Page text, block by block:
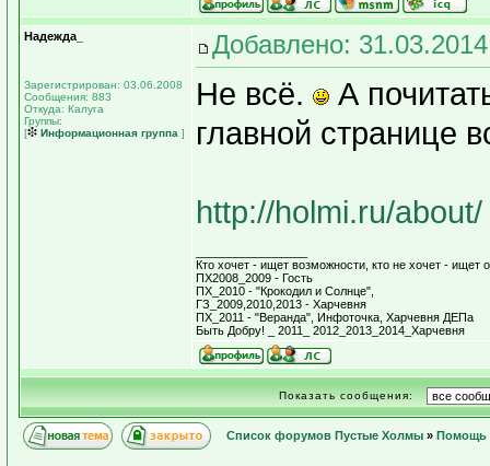
Надежда_
Зарегистрирован: 03.06.2008
Сообщения: 883
Откуда: Калуга
Группы:
[
Информационная группа ]
Добавлено:
Не всё.
А
главной странице
http://holmi.ru/about/
Кто хочет - ищет возможности, кто не хочет - ищет
ПХ2008_2009 - Гость
ПХ_2010 - "Крокодил и Солнце",
ГЗ_2009,2010,2013 - Харчевня
ПХ_2011 - "Веранда", Инфоточка, Харчевня ДЕПа
Быть Добру! _ 2011_ 2012_2013_2014_Харчевня
Показать сообщения:
Список форумов Пустые Холмы » Помощь